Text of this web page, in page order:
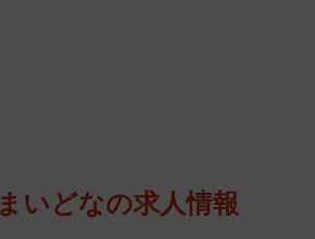
まいどなの求人情報